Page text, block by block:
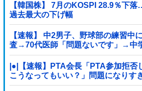
【韓国株】 7月のKOSPI 28.9％下
過去最大の下げ幅
【速報】 中2男子、野球部の練習中
査→70代医師「問題ないです」→中
画像みてました」
|●|【速報】PTA会長「PTA参加拒否
こうなってもいい？」問題になりす